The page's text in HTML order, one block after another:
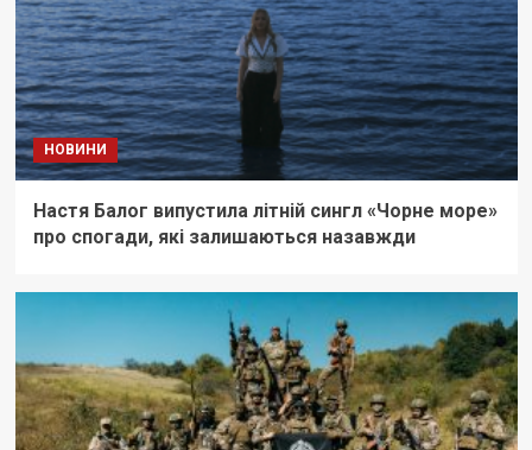
НОВИНИ
Настя Балог випустила літній сингл «Чорне море»
про спогади, які залишаються назавжди